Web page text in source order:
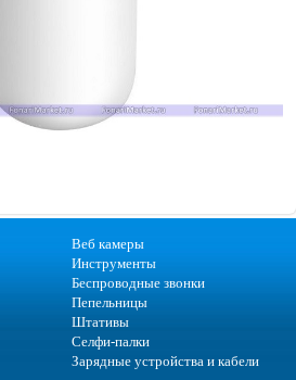
Веб камеры
Инструменты
Беспроводные звонки
Пепельницы
Штативы
Селфи-палки
Зарядные устройства и кабели